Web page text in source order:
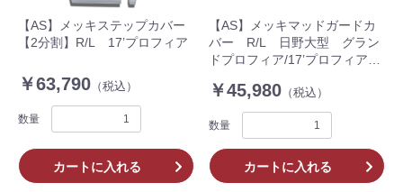
【AS】メッキステップカバー
【2分割】R/L 17’プロフィア
￥63,790 （税込）
数量
カートに入れる
【AS】メッキマッドガードカ
バー R/L 日野大型 グラン
ドプロフィア/17’プロフィア
き車不可
￥45,980 （税込）
数量
カートに入れる